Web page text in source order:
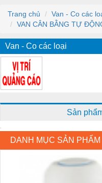
Trang chủ
Van - Co các
VAN CÂN BẰNG TỰ
Van - Co các loại
Sản
DANH MỤC SẢN PHẨM